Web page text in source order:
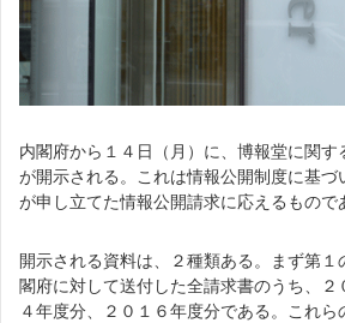
内閣府から１４日（月）に、博報堂に関
が開示される。これは情報公開制度に基づ
が申し立てた情報公開請求に応えるもので
開示される資料は、２種類ある。まず第１
閣府に対して送付した全請求書のうち、２
４年度分、２０１６年度分である。これ